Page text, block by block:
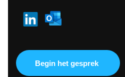
Begin het gesprek